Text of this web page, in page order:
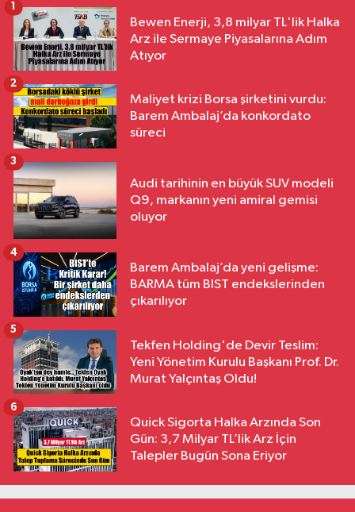
Bewen Enerji, 3,8 milyar TL'lik Halka
Arz ile Sermaye Piyasalarına Adım
Atıyor
1
Maliyet krizi Borsa şirketini vurdu:
Barem Ambalaj’da konkordato
süreci
2
Audi tarihinin en büyük SUV modeli
Q9, markanın yeni amiral gemisi
oluyor
3
Barem Ambalaj’da yeni gelişme:
BARMA tüm BIST endekslerinden
çıkarılıyor
4
Tekfen Holding'de Devir Teslim:
Yeni Yönetim Kurulu Başkanı Prof. Dr.
Murat Yalçıntaş Oldu!
5
Quick Sigorta Halka Arzında Son
Gün: 3,7 Milyar TL’lik Arz İçin
Talepler Bugün Sona Eriyor
6